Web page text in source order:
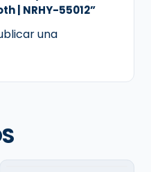
| NRHY-55012”
una